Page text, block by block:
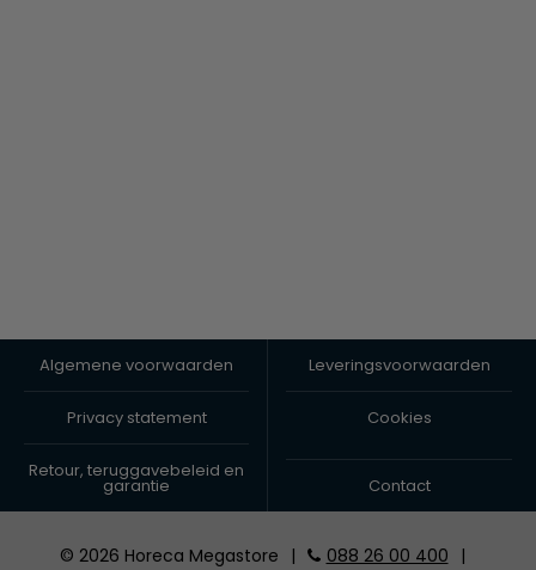
Algemene voorwaarden Leveringsvoorwaarden
Privacy statement Cookies
Retour, teruggavebeleid en
garantie Contact
© 2026 Horeca Megastore | 088 26 00 400 |